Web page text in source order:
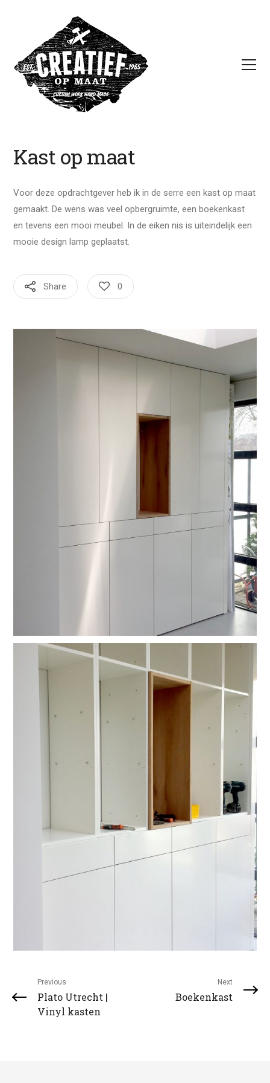
Kast op maat
Voor deze opdrachtgever heb ik in de serre een kast op maat
gemaakt. De wens was veel opbergruimte, een boekenkast
en tevens een mooi meubel. In de eiken nis is uiteindelijk een
mooie design lamp geplaatst.
Share 0
Previous
Plato Utrecht |
Vinyl kasten
Next
Boekenkast